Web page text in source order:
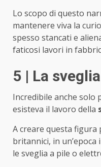
Lo scopo di questo
mantenere viva la
spesso stancati e
faticosi lavori in
5 | La
Incredibile anche solo
esisteva il lavoro della
A creare questa
britannici, in
le sveglia a pile o